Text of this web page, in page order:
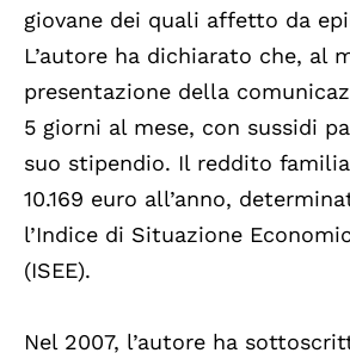
giovane dei quali affetto da
L’autore ha dichiarato che, al
presentazione della
5 giorni al mese, con sussidi
suo stipendio. Il reddito
10.169 euro all’anno,
l’Indice di Situazione
(ISEE).
Nel 2007, l’autore ha